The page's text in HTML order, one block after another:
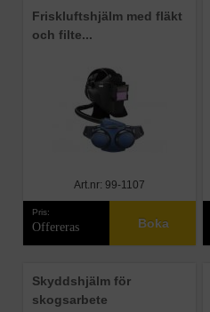
Friskluftshjälm med fläkt
och filte...
Art.nr: 99-1107
Pris:
Offereras Boka
Skyddshjälm för
skogsarbete